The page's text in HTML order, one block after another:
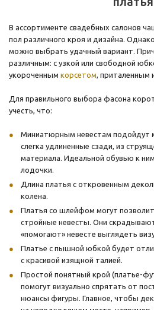
В ассортименте свадебных салонов
пол различного кроя и дизайна.
можно выбрать удачный вариант.
различным: с узкой или свободной
укороченным корсетом, приталенным
Для правильного выбора фасона
учесть, что:
Миниатюрным невестам подойдут
слегка удлиненные сзади, из
материала. Идеальной обувью к ним
лодочки.
Длина платья с откровенным
колена.
Платья со шлейфом могут
стройные невесты. Они
«помогают» невесте выглядеть
Платье с пышной юбкой будет
с красивой изящной талией.
Простой понятный крой (платье-
помогут визуально спрятать от
нюансы фигуры. Главное, чтобы